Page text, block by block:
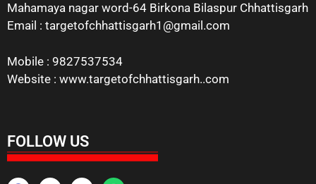
Mahamaya nagar word-64 Birkona Bilaspur Chhattisgarh
Email : targetofchhattisgarh1@gmail.com
Mobile : 9827537534
Website : www.targetofchhattisgarh..com
FOLLOW US